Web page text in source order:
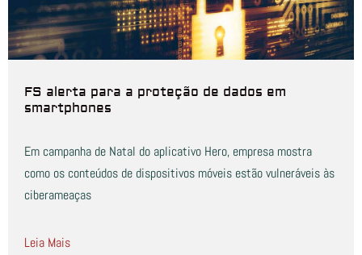
FS alerta para a proteção de dados em
smartphones
Em campanha de Natal do aplicativo Hero, empresa mostra
como os conteúdos de dispositivos móveis estão vulneráveis às
ciberameaças
Leia Mais